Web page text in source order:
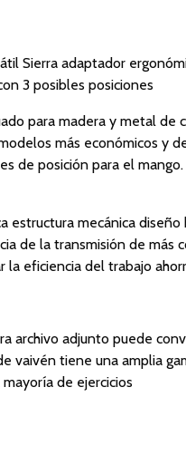
Sierra adaptador
3 posibles posiciones
para madera y metal de
más económicos y
de posición para el mango.
estructura mecánica
de la transmisión de más
la eficiencia del trabajo
archivo adjunto puede
vaivén tiene una amplia
mayoría de ejercicios